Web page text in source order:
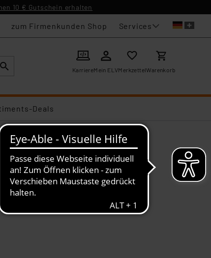
10 € Gutschein erhalten
zum Firmenkunden Shop Services
KarriereMein ELVMerkzettelWarenkorb
Deals